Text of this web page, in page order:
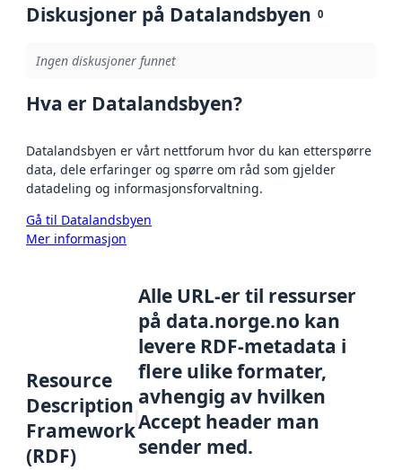
Diskusjoner på Datalandsbyen 0
Ingen diskusjoner funnet
Hva er Datalandsbyen?
Datalandsbyen er vårt nettforum hvor du kan etterspørre
data, dele erfaringer og spørre om råd som gjelder
datadeling og informasjonsforvaltning.
Gå til Datalandsbyen
Mer informasjon
Resource
Description
Framework
(RDF)
Alle URL-er til ressurser
på data.norge.no kan
levere RDF-metadata i
flere ulike formater,
avhengig av hvilken
Accept header man
sender med.